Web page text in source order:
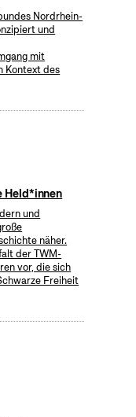
Nordrhein-
und
mit
Kontext des
Held*innen
und
näher.
der TWM-
vor, die sich
Freiheit